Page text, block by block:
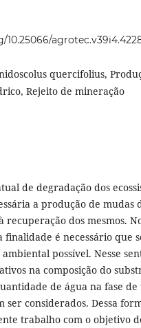
10.25066/
quercifolius,
Rejeito de mineração
de degradação dos
a produção de mudas
recuperação dos mesmos.
finalidade é necessário que
possível. Nesse
na composição do
de água na fase
ser considerados. Dessa
trabalho com o objetivo